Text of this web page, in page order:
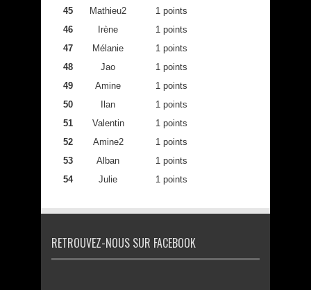
45
Mathieu2
1 points
46
Irène
1 points
47
Mélanie
1 points
48
Jao
1 points
49
Amine
1 points
50
Ilan
1 points
51
Valentin
1 points
52
Amine2
1 points
53
Alban
1 points
54
Julie 1 points
RETROUVEZ-NOUS SUR FACEBOOK